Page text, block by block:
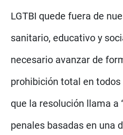
LGTBI quede fuera de
sanitario, educativo y
necesario avanzar de
prohibición total en todos
que la resolución llama a
penales basadas en una